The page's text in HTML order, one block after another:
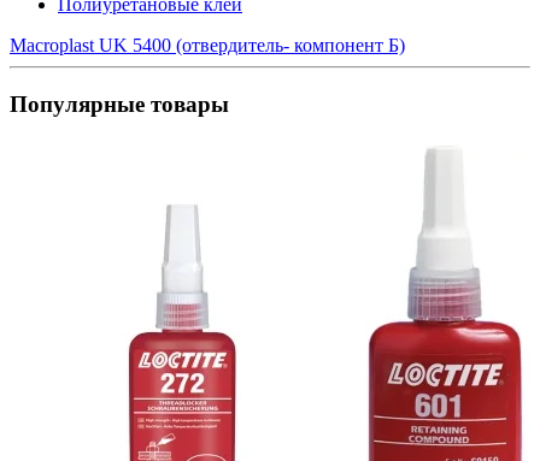
Полиуретановые клеи
Macroplast UK 5400 (отвердитель- компонент Б)
Популярные товары